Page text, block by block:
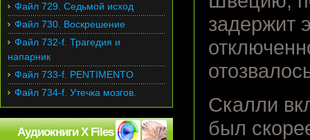
задержит
Скалли
был
Файл 729. Седьмой исход
Файл 730. Воскрешение
Файл 732-f. Трагедия и
напарник
Файл 733-f. PENTIMENTO
Файл 734-f. Утечка мозгов.
Аудиокниги X Files